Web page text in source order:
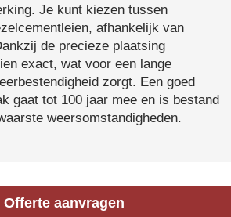
Je kunt kiezen tussen
afhankelijk van
de precieze plaatsing
exact, wat voor een lange
zorgt. Een goed
gaat tot 100 jaar mee en is bestand
weersomstandigheden.
Offerte aanvragen